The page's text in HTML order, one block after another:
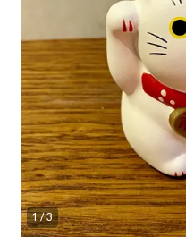
1 / 3